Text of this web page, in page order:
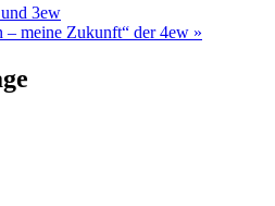
3ew
– meine Zukunft“ der 4ew »